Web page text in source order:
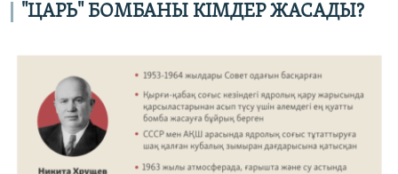
"ЦАРЬ" БОМБАНЫ КІМДЕР ЖАСАДЫ?